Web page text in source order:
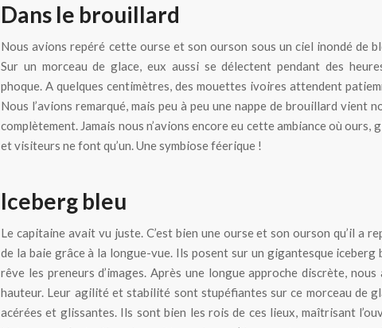
Dans le brouillard
Nous avions repéré cette ourse et son ourson sous un ciel inondé de
Sur un morceau de glace, eux aussi se délectent pendant des
phoque. A quelques centimètres, des mouettes ivoires attendent
Nous l’avions remarqué, mais peu à peu une nappe de brouillard vient
complètement. Jamais nous n’avions encore eu cette ambiance où ours,
et visiteurs ne font qu’un. Une symbiose féerique !
Iceberg bleu
Le capitaine avait vu juste. C’est bien une ourse et son ourson qu’il a
de la baie grâce à la longue-vue. Ils posent sur un gigantesque iceberg
rêve les preneurs d’images. Après une longue approche discrète,
hauteur. Leur agilité et stabilité sont stupéfiantes sur ce morceau de
acérées et glissantes. Ils sont bien les rois de ces lieux, maîtrisant